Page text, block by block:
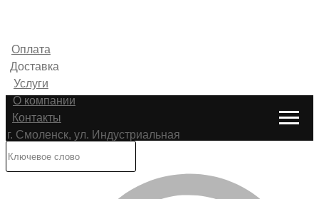
Оплата
Доставка
Услуги
О компании
Контакты
г. Смоленск, ул. Индустриальная